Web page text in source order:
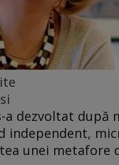
a dezvoltat după
independent,
unei metafore